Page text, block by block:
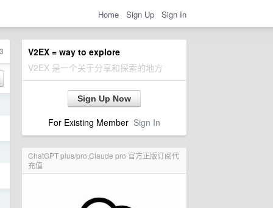
Home Sign Up Sign In
V2EX = way to explore
V2EX 是一个关于分享和探索的地方
Sign Up Now
For Existing Member Sign In
ChatGPT plus/pro,Claude pro 官方正版订阅代
充值